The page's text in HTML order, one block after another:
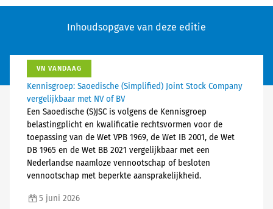
Inhoudsopgave van deze editie
VN VANDAAG
Kennisgroep: Saoedische (Simplified) Joint Stock Company
vergelijkbaar met NV of BV
Een Saoedische (S)JSC is volgens de Kennisgroep
belastingplicht en kwalificatie rechtsvormen voor de
toepassing van de Wet VPB 1969, de Wet IB 2001, de Wet
DB 1965 en de Wet BB 2021 vergelijkbaar met een
Nederlandse naamloze vennootschap of besloten
vennootschap met beperkte aansprakelijkheid.
5 juni 2026